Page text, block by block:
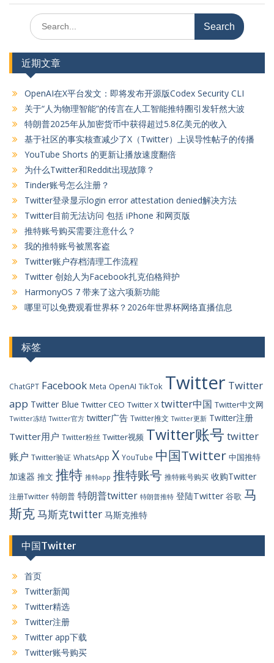
Search
for:
近期文章
OpenAI在X平台发文：即将发布开源版Codex Security CLI
关于“人为物理智能”的传言在人工智能推特圈引发轩然大波
特朗普2025年从加密货币中获得超过5.8亿美元的收入
基于社区的事实核查减少了X（Twitter）上误导性帖子的传播
YouTube Shorts 的更新让播放速度翻倍
为什么Twitter和Reddit出现故障？
Tinder账号怎么注册？
Twitter登录显示login error attestation denied解决方法
Twitter目前无法访问 包括 iPhone 和网页版
推特账号购买需要注意什么？
我的推特账号被黑客盗
Twitter账户存档清理工作流程
Twitter 创始人为Facebook扎克伯格辩护
HarmonyOS 7 带来了这六项新功能
哪里可以免费观看世界杯？2026年世界杯网络直播信息
标签
ChatGPT Facebook Meta OpenAI TikTok Twitter Twitter
app Twitter Blue Twitter CEO Twitter X twitter中国 Twitter中文网
Twitter冻结 Twitter官方 twitter广告 Twitter推文 Twitter更新 Twitter注册
Twitter用户 Twitter粉丝 Twitter视频 Twitter账号 twitter
账户 Twitter验证 WhatsApp X YouTube 中国Twitter 中国推特
加速器 推文 推特 推特app 推特账号 推特账号购买 收购Twitter
注册Twitter 特朗普 特朗普twitter 特朗普推特 登陆Twitter 谷歌 马
斯克马斯克twitter 马斯克推特
中国Twitter
首页
Twitter新闻
Twitter精选
Twitter注册
Twitter app下载
Twitter账号购买